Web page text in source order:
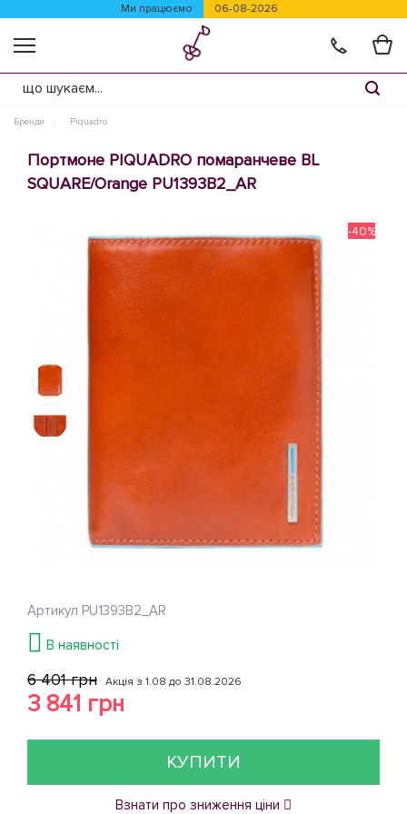
Ми працюємо 06-08-2026
Бренди Piquadro
Портмоне PIQUADRO помаранчеве BL
SQUARE/Orange PU1393B2_AR
-40%
Артикул PU1393B2_AR
В наявності
6 401 грн Акція з 1.08 до 31.08.2026
3 841 грн
КУПИТИ
Взнати про зниження ціни